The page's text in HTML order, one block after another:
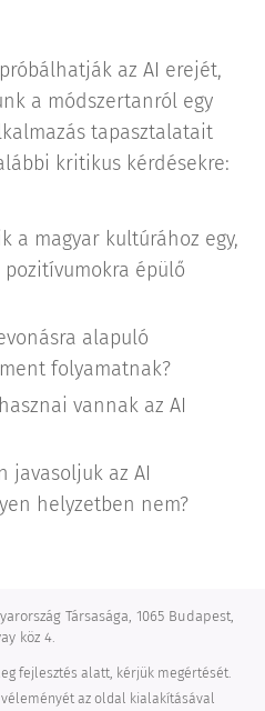
az AI erejét,
a módszertanról egy
tapasztalatait
kritikus kérdésekre:
a magyar kultúrához egy,
pozitívumokra épülő
alapuló
folyamatnak?
vannak az AI
javasoljuk az AI
helyzetben nem?
Társasága, 1065 Budapest,
köz 4.
fejlesztés alatt, kérjük megértését.
az oldal kialakításával